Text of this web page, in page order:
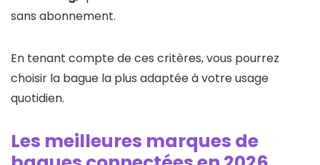
sans abonnement.
En tenant compte de ces critères, vous pourrez
choisir la bague la plus adaptée à votre usage
quotidien.
Les meilleures marques de